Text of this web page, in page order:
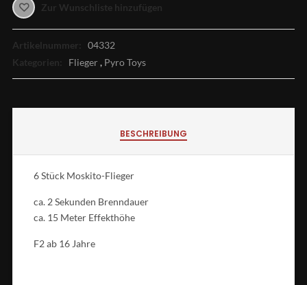
Zur Wunschliste hinzufügen
Artikelnummer:
04332
Kategorien:
Flieger, Pyro Toys
BESCHREIBUNG
6 Stück Moskito-Flieger
ca. 2 Sekunden Brenndauer
ca. 15 Meter Effekthöhe
F2 ab 16 Jahre